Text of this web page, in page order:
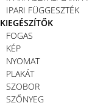
IPARI FÜGGESZTÉK
KIEGÉSZÍTŐK
FOGAS
KÉP
NYOMAT
PLAKÁT
SZOBOR
SZŐNYEG